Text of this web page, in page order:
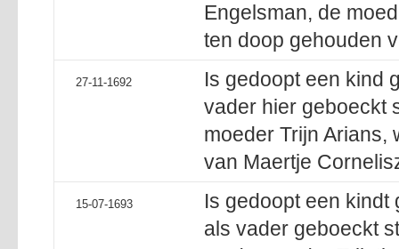
Engelsman, de
ten doop gehouden
27-11-1692
Is gedoopt een kind
vader hier geboeckt
moeder Trijn Arians,
van Maertje
15-07-1693
Is gedoopt een kindt
als vader geboeckt